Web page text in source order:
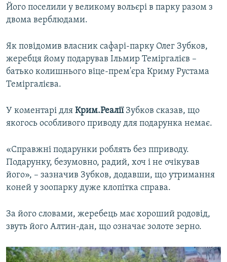
ВСЕ ЗА ДЕНЬ
СПЕЦПРОЕКТИ
ДЕПОРТАЦІЯ
ВІДЕОУРОКИ «ELIFBE»
ІНФОГРАФІКА
ЯК ОБІЙТИ БЛОКУВАННЯ
Русский
Qırımtatar
ДОЛУЧАЙСЯ!
Усі сайти RFE/RL
Його поселили у великому вольєрі в парку разом з
двома верблюдами.
Як повідомив власник сафарі-парку Олег Зубков,
жеребця йому подарував Ільмир Теміргалієв –
батько колишнього віце-прем'єра Криму Рустама
Теміргалієва.
У коментарі для Крим.РеаліїЗубков сказав, що
якогось особливого приводу для подарунка немає.
«Справжні подарунки роблять без пприводу.
Подарунку, безумовно, радий, хоч і не очікував
його», – зазначив Зубков, додавши, що утримання
коней у зоопарку дуже клопітка справа.
За його словами, жеребець має хороший родовід,
звуть його Алтин-дан, що означає золоте зерно.